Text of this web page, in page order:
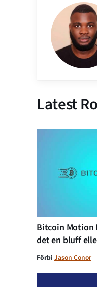
Latest
Bitcoin Motion
det en bluff
Förbi Jason Conor